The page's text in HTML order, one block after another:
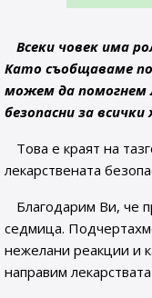
Всеки човек има
Като съобщаваме
можем да помогнем
безопасни за всички
Това е краят на
лекарствената
Благодарим Ви, че
седмица.
нежелани реакции и
направим